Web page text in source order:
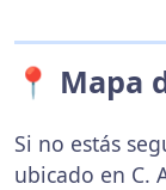
📍 Mapa
Si no estás
ubicado en C.